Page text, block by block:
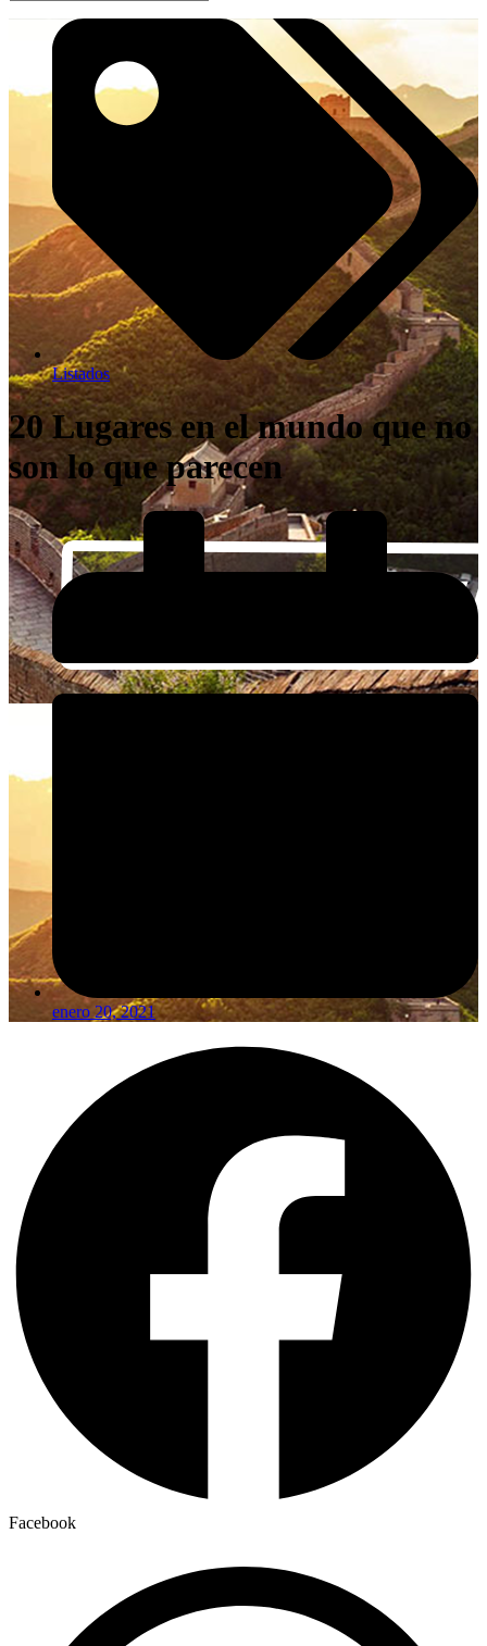
Listados
20 Lugares en el mundo que no
son lo que parecen
enero 20, 2021
Facebook